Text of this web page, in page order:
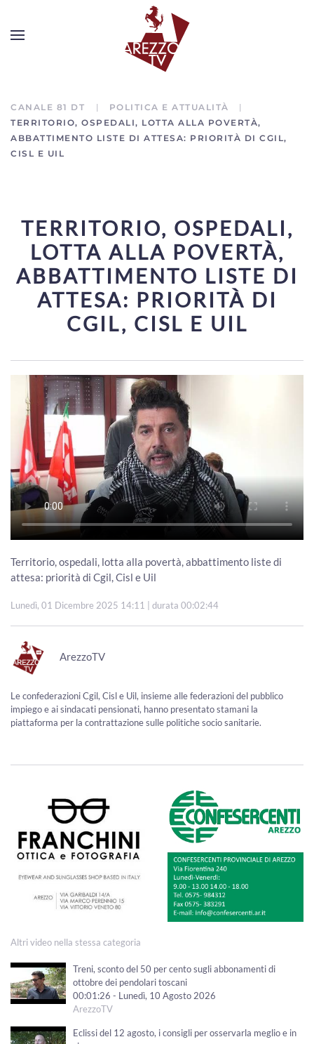
CANALE 81 DT
POLITICA E ATTUALITÀ
TERRITORIO, OSPEDALI, LOTTA ALLA POVERTÀ,
ABBATTIMENTO LISTE DI ATTESA: PRIORITÀ DI CGIL,
CISL E UIL
TERRITORIO, OSPEDALI,
LOTTA ALLA POVERTÀ,
ABBATTIMENTO LISTE DI
ATTESA: PRIORITÀ DI
CGIL, CISL E UIL
Territorio, ospedali, lotta alla povertà, abbattimento liste di
attesa: priorità di Cgil, Cisl e Uil
Lunedì, 01 Dicembre 2025 14:11 | durata 00:02:44
ArezzoTV
Le confederazioni Cgil, Cisl e Uil, insieme alle federazioni del pubblico
impiego e ai sindacati pensionati, hanno presentato stamani la
piattaforma per la contrattazione sulle politiche socio sanitarie.
Altri video nella stessa categoria
Treni, sconto del 50 per cento sugli abbonamenti di
ottobre dei pendolari toscani
00:01:26 - Lunedì, 10 Agosto 2026
ArezzoTV
Eclissi del 12 agosto, i consigli per osservarla meglio e in